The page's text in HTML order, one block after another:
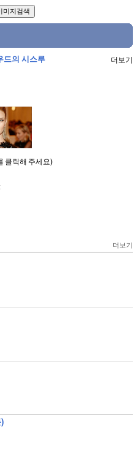
드의 시스루 더보기
클릭해 주세요)
더보기